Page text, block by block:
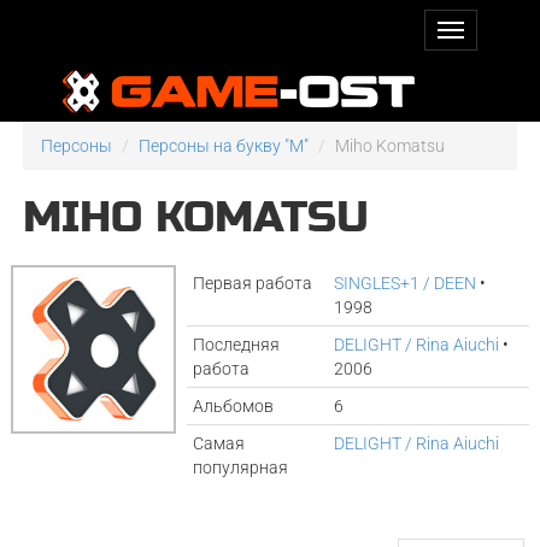
Персоны Персоны на букву "M" Miho Komatsu
MIHO KOMATSU
Первая работа SINGLES+1 / DEEN •
1998
Последняя
работа
DELIGHT / Rina Aiuchi •
2006
Альбомов
6
Самая
популярная
DELIGHT / Rina Aiuchi